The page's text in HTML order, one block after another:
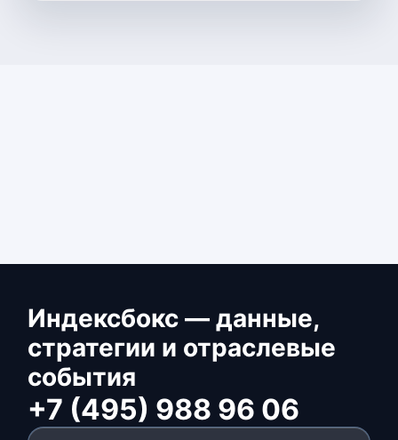
Индексбокс — данные,
стратегии и отраслевые
события
+7 (495) 988 96 06